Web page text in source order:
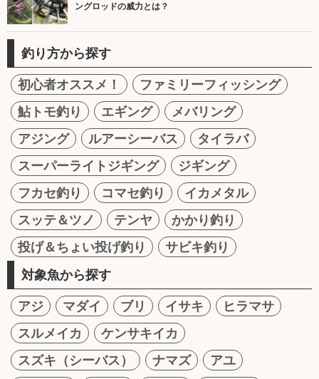
ングロッドの威力とは？
釣り方から探す
初心者オススメ！
ファミリーフィッシング
鮎トモ釣り
エギング
メバリング
アジング
ルアーシーバス
タイラバ
スーパーライトジギング
ジギング
フカセ釣り
コマセ釣り
イカメタル
スッテ＆ツノ
テンヤ
かかり釣り
投げ＆ちょい投げ釣り
サビキ釣り
対象魚から探す
アジ マダイ ブリ イサキ
ヒラマサ
スルメイカ
ケンサキイカ
スズキ（シーバス）
ナマズ アユ